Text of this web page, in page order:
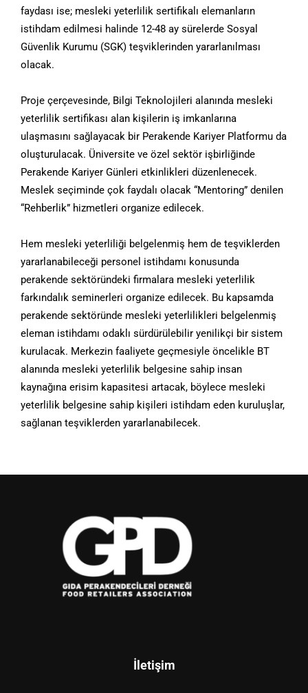
faydası ise; mesleki yeterlilik sertifikalı elemanların
istihdam edilmesi halinde 12-48 ay sürelerde Sosyal
Güvenlik Kurumu (SGK) teşviklerinden yararlanılması
olacak.
Proje çerçevesinde, Bilgi Teknolojileri alanında mesleki
yeterlilik sertifikası alan kişilerin iş imkanlarına
ulaşmasını sağlayacak bir Perakende Kariyer Platformu da
oluşturulacak. Üniversite ve özel sektör işbirliğinde
Perakende Kariyer Günleri etkinlikleri düzenlenecek.
Meslek seçiminde çok faydalı olacak “Mentoring” denilen
“Rehberlik” hizmetleri organize edilecek.
Hem mesleki yeterliliği belgelenmiş hem de teşviklerden
yararlanabileceği personel istihdamı konusunda
perakende sektöründeki firmalara mesleki yeterlilik
farkındalık seminerleri organize edilecek. Bu kapsamda
perakende sektöründe mesleki yeterlilikleri belgelenmiş
eleman istihdamı odaklı sürdürülebilir yenilikçi bir sistem
kurulacak. Merkezin faaliyete geçmesiyle öncelikle BT
alanında mesleki yeterlilik belgesine sahip insan
kaynağına erisim kapasitesi artacak, böylece mesleki
yeterlilik belgesine sahip kişileri istihdam eden kuruluşlar,
sağlanan teşviklerden yararlanabilecek.
İletişim